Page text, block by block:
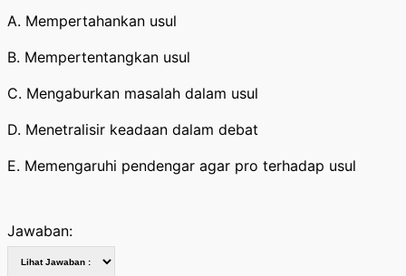
A. Mempertahankan usul
B. Mempertentangkan usul
C. Mengaburkan masalah dalam usul
D. Menetralisir keadaan dalam debat
E. Memengaruhi pendengar agar pro terhadap usul
Jawaban: